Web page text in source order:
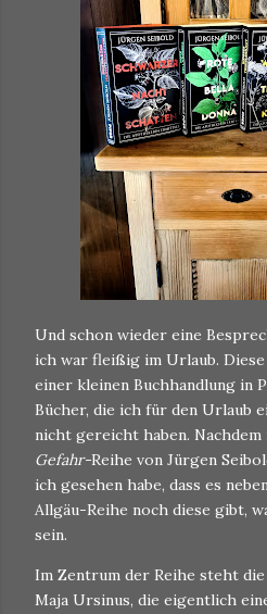
Und schon wieder eine
ich war fleißig im Urlaub.
einer kleinen Buchhandlung in
Bücher, die ich für den Urlaub
nicht gereicht haben. Nachdem
Gefahr-Reihe von Jürgen
ich gesehen habe, dass es
Allgäu-Reihe noch diese gibt,
sein.
Im Zentrum der Reihe steht
Maja Ursinus, die eigentlich